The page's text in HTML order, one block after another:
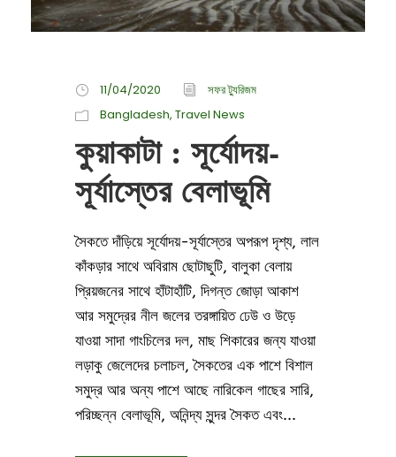
11/04/2020
সফর ট্যুরিজম
Bangladesh, Travel News
কুয়াকাটা : সূর্যোদয়-
সূর্যাস্তের বেলাভূমি
সৈকতে দাঁড়িয়ে সূর্যোদয়-সূর্যাস্তের অপরূপ দৃশ্য, লাল
কাঁকড়ার সাথে অবিরাম ছোটাছুটি, বালুকা বেলায়
প্রিয়জনের সাথে হাঁটাহাঁটি, দিগন্ত জোড়া আকাশ
আর সমুদ্রের নীল জলের তরঙ্গায়িত ঢেউ ও উড়ে
যাওয়া সাদা গাংচিলের দল, মাছ শিকারের জন্য যাওয়া
লড়াকু জেলেদের চলাচল, সৈকতের এক পাশে বিশাল
সমুদ্র আর অন্য পাশে আছে নারিকেল গাছের সারি,
পরিচ্ছন্ন বেলাভূমি, অনিন্দ্য সুন্দর সৈকত এবং...